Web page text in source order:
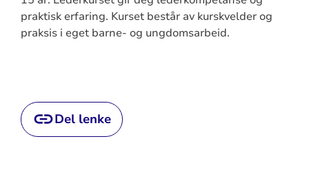
praktisk erfaring. Kurset består av kurskvelder og
praksis i eget barne- og ungdomsarbeid.
Del lenke